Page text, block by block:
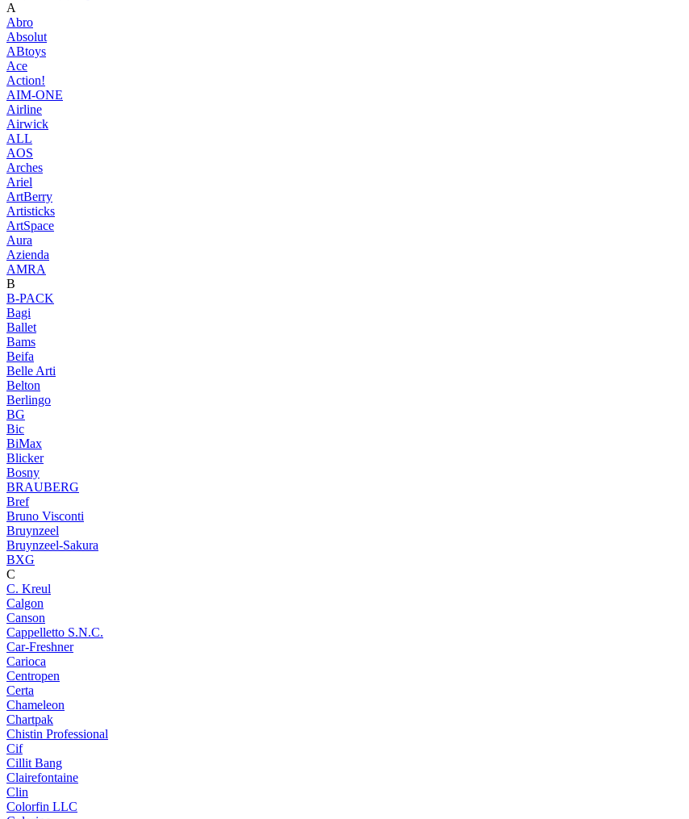
A
Abro
Absolut
ABtoys
Ace
Action!
AIM-ONE
Airline
Airwick
ALL
AOS
Arches
Ariel
ArtBerry
Artisticks
ArtSpace
Aura
Azienda
AМRA
B
B-PACK
Bagi
Ballet
Bams
Beifa
Belle Arti
Belton
Berlingo
BG
Bic
BiMax
Blicker
Bosny
BRAUBERG
Bref
Bruno Visconti
Bruynzeel
Bruynzeel-Sakura
BXG
C
C. Kreul
Calgon
Canson
Cappelletto S.N.C.
Car-Freshner
Carioca
Centropen
Certa
Chameleon
Chartpak
Chistin Professional
Cif
Cillit Bang
Clairefontaine
Clin
Colorfin LLC